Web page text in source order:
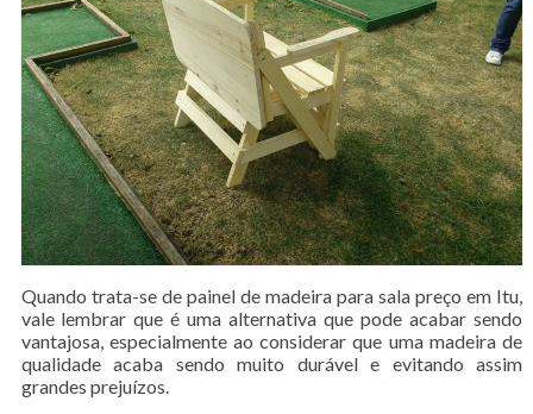
Quando trata-se de painel de madeira para sala preço em Itu,
vale lembrar que é uma alternativa que pode acabar sendo
vantajosa, especialmente ao considerar que uma madeira de
qualidade acaba sendo muito durável e evitando assim
grandes prejuízos.